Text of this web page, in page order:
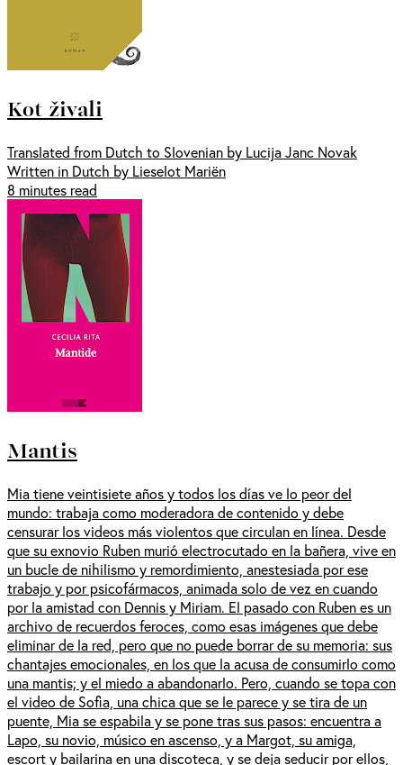
Kot živali
Translated from Dutch to Slovenian by Lucija Janc Novak
Written in Dutch by Lieselot Mariën
8 minutes read
Mantis
Mia tiene veintisiete años y todos los días ve lo peor del
mundo: trabaja como moderadora de contenido y debe
censurar los videos más violentos que circulan en línea. Desde
que su exnovio Ruben murió electrocutado en la bañera, vive en
un bucle de nihilismo y remordimiento, anestesiada por ese
trabajo y por psicofármacos, animada solo de vez en cuando
por la amistad con Dennis y Miriam. El pasado con Ruben es un
archivo de recuerdos feroces, como esas imágenes que debe
eliminar de la red, pero que no puede borrar de su memoria: sus
chantajes emocionales, en los que la acusa de consumirlo como
una mantis; y el miedo a abandonarlo. Pero, cuando se topa con
el video de Sofia, una chica que se le parece y se tira de un
puente, Mia se espabila y se pone tras sus pasos: encuentra a
Lapo, su novio, músico en ascenso, y a Margot, su amiga,
escort y bailarina en una discoteca, y se deja seducir por ellos,